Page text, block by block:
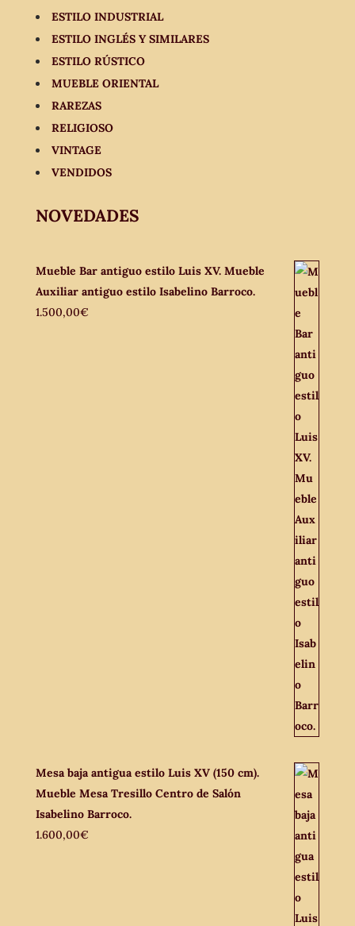
ESTILO INDUSTRIAL
ESTILO INGLÉS Y SIMILARES
ESTILO RÚSTICO
MUEBLE ORIENTAL
RAREZAS
RELIGIOSO
VINTAGE
VENDIDOS
NOVEDADES
Mueble Bar antiguo estilo Luis XV. Mueble
Auxiliar antiguo estilo Isabelino Barroco.
1.500,00€
Mesa baja antigua estilo Luis XV (150 cm).
Mueble Mesa Tresillo Centro de Salón
Isabelino Barroco.
1.600,00€